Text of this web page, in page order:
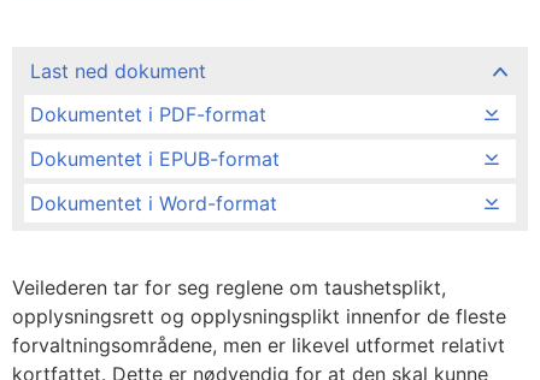
Last ned dokument
Dokumentet i PDF-format
Dokumentet i EPUB-format
Dokumentet i Word-format
Veilederen tar for seg reglene om taushetsplikt,
opplysningsrett og opplysningsplikt innenfor de fleste
forvaltningsområdene, men er likevel utformet relativt
kortfattet. Dette er nødvendig for at den skal kunne